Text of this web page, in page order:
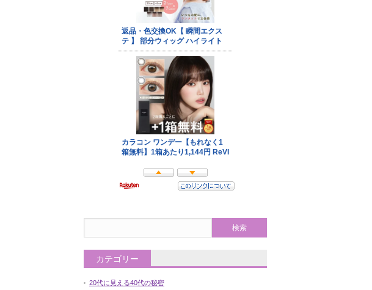
カテゴリー
20代に見える40代の秘密